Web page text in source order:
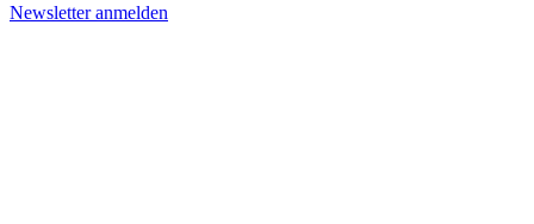
Newsletter anmelden